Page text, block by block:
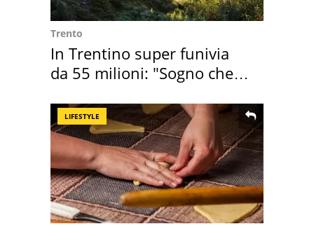
Trento
In Trentino super funivia
da 55 milioni: "Sogno che si
LIFESTYLE